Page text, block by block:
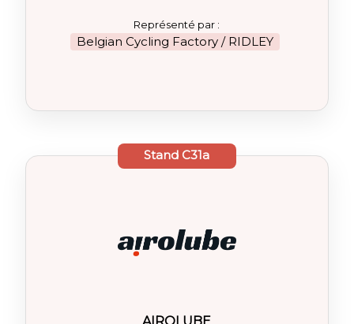
Représenté par :
Belgian Cycling Factory / RIDLEY
Stand C31a